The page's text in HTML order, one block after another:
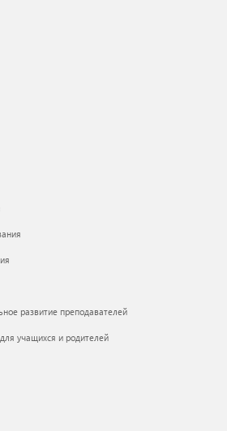
развитие преподавателей
учащихся и родителей